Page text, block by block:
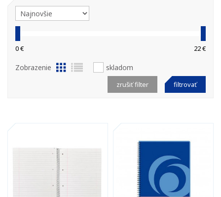
0 € 22 €
Zobrazenie skladom
filtrovať
zrušiť filter